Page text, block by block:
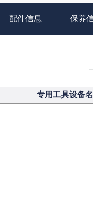
配件信息 保养
专用工具设备